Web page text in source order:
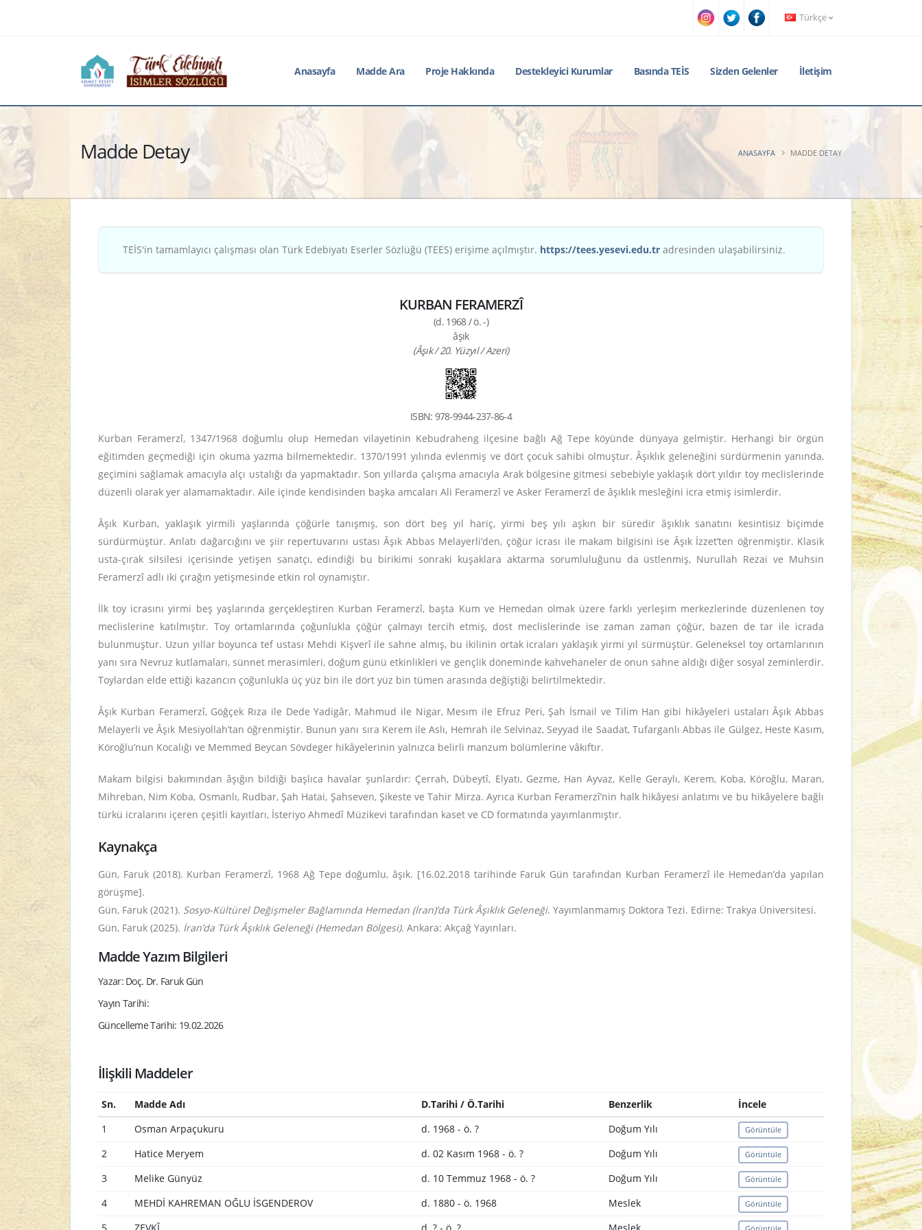
Türkçe
Anasayfa Madde Ara Proje Hakkında Destekleyici Kurumlar Basında TEİS Sizden Gelenler İletişim
Madde Detay ANASAYFA MADDE DETAY
TEİS'in tamamlayıcı çalışması olan Türk Edebiyatı Eserler Sözlüğü (TEES) erişime açılmıştır. https://tees.yesevi.edu.tr adresinden ulaşabilirsiniz.
KURBAN FERAMERZÎ
(d. 1968 / ö. -)
âşık
(Âşık / 20. Yüzyıl / Azeri)
ISBN: 978-9944-237-86-4
Kurban Feramerzî, 1347/1968 doğumlu olup Hemedan vilayetinin Kebudraheng ilçesine bağlı Ağ Tepe köyünde dünyaya gelmiştir. Herhangi bir örgün
eğitimden geçmediği için okuma yazma bilmemektedir. 1370/1991 yılında evlenmiş ve dört çocuk sahibi olmuştur. Âşıklık geleneğini sürdürmenin yanında,
geçimini sağlamak amacıyla alçı ustalığı da yapmaktadır. Son yıllarda çalışma amacıyla Arak bölgesine gitmesi sebebiyle yaklaşık dört yıldır toy meclislerinde
düzenli olarak yer alamamaktadır. Aile içinde kendisinden başka amcaları Ali Feramerzî ve Asker Feramerzî de âşıklık mesleğini icra etmiş isimlerdir.
Âşık Kurban, yaklaşık yirmili yaşlarında çöğürle tanışmış, son dört beş yıl hariç, yirmi beş yılı aşkın bir süredir âşıklık sanatını kesintisiz biçimde
sürdürmüştür. Anlatı dağarcığını ve şiir repertuvarını ustası Âşık Abbas Melayerli’den, çöğür icrası ile makam bilgisini ise Âşık İzzet’ten öğrenmiştir. Klasik
usta-çırak silsilesi içerisinde yetişen sanatçı, edindiği bu birikimi sonraki kuşaklara aktarma sorumluluğunu da üstlenmiş, Nurullah Rezai ve Muhsin
Feramerzî adlı iki çırağın yetişmesinde etkin rol oynamıştır.
İlk toy icrasını yirmi beş yaşlarında gerçekleştiren Kurban Feramerzî, başta Kum ve Hemedan olmak üzere farklı yerleşim merkezlerinde düzenlenen toy
meclislerine katılmıştır. Toy ortamlarında çoğunlukla çöğür çalmayı tercih etmiş, dost meclislerinde ise zaman zaman çöğür, bazen de tar ile icrada
bulunmuştur. Uzun yıllar boyunca tef ustası Mehdi Kişverî ile sahne almış, bu ikilinin ortak icraları yaklaşık yirmi yıl sürmüştür. Geleneksel toy ortamlarının
yanı sıra Nevruz kutlamaları, sünnet merasimleri, doğum günü etkinlikleri ve gençlik döneminde kahvehaneler de onun sahne aldığı diğer sosyal zeminlerdir.
Toylardan elde ettiği kazancın çoğunlukla üç yüz bin ile dört yüz bin tümen arasında değiştiği belirtilmektedir.
Âşık Kurban Feramerzî, Göğçek Rıza ile Dede Yadigâr, Mahmud ile Nigar, Mesım ile Efruz Peri, Şah İsmail ve Tilim Han gibi hikâyeleri ustaları Âşık Abbas
Melayerli ve Âşık Mesiyollah’tan öğrenmiştir. Bunun yanı sıra Kerem ile Aslı, Hemrah ile Selvinaz, Seyyad ile Saadat, Tufarganlı Abbas ile Gülgez, Heste Kasım,
Köroğlu’nun Kocalığı ve Memmed Beycan Sövdeger hikâyelerinin yalnızca belirli manzum bölümlerine vâkıftır.
Makam bilgisi bakımından âşığın bildiği başlıca havalar şunlardır: Çerrah, Dübeytî, Elyatı, Gezme, Han Ayvaz, Kelle Geraylı, Kerem, Koba, Köroğlu, Maran,
Mihreban, Nim Koba, Osmanlı, Rudbar, Şah Hatai, Şahseven, Şikeste ve Tahir Mirza. Ayrıca Kurban Feramerzî’nin halk hikâyesi anlatımı ve bu hikâyelere bağlı
türkü icralarını içeren çeşitli kayıtları, İsteriyo Ahmedî Müzikevi tarafından kaset ve CD formatında yayımlanmıştır.
Kaynakça
Gün, Faruk (2018). Kurban Feramerzî, 1968 Ağ Tepe doğumlu, âşık. [16.02.2018 tarihinde Faruk Gün tarafından Kurban Feramerzî ile Hemedan’da yapılan
görüşme].
Gün, Faruk (2021). Sosyo-Kültürel Değişmeler Bağlamında Hemedan (İran)’da Türk Âşıklık Geleneği. Yayımlanmamış Doktora Tezi. Edirne: Trakya Üniversitesi.
Gün, Faruk (2025). İran’da Türk Âşıklık Geleneği (Hemedan Bölgesi). Ankara: Akçağ Yayınları.
Madde Yazım Bilgileri
Yazar: Doç. Dr. Faruk Gün
Yayın Tarihi:
Güncelleme Tarihi: 19.02.2026
İlişkili Maddeler
Sn. Madde Adı D.Tarihi / Ö.Tarihi Benzerlik
İncele
1
Osman Arpaçukuru d. 1968 - ö. ? Doğum Yılı Görüntüle
2 Hatice Meryem d. 02 Kasım 1968 - ö. ? Doğum Yılı Görüntüle
3 Melike Günyüz d. 10 Temmuz 1968 - ö. ? Doğum Yılı Görüntüle
4 MEHDİ KAHREMAN OĞLU İSGENDEROV d. 1880 - ö. 1968 Meslek Görüntüle